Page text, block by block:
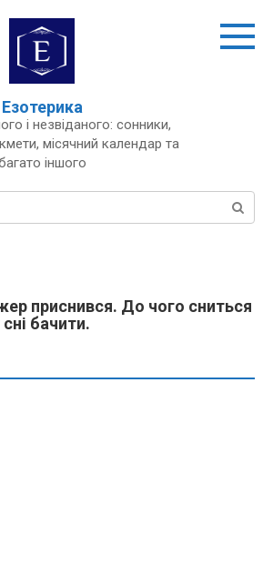
Езотерика
і незвіданого: сонники,
місячний календар та
іншого
приснився. До чого сниться
бачити.